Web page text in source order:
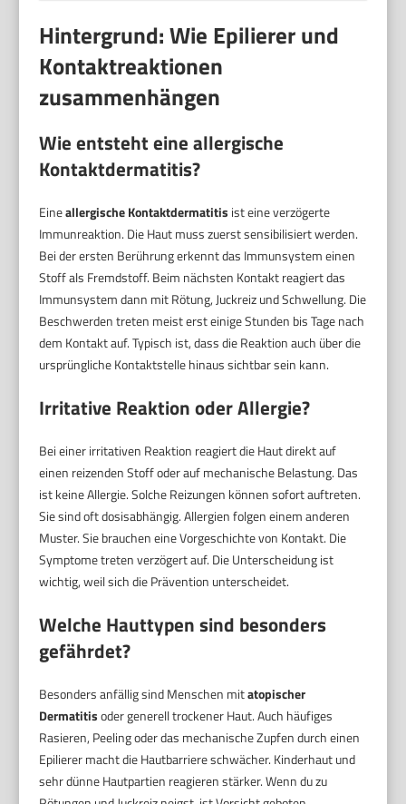
Hintergrund: Wie Epilierer und
Kontaktreaktionen
zusammenhängen
Wie entsteht eine allergische
Kontaktdermatitis?
Eineallergische Kontaktdermatitis ist eine verzögerte
Immunreaktion. Die Haut muss zuerst sensibilisiert werden.
Bei der ersten Berührung erkennt das Immunsystem einen
Stoff als Fremdstoff. Beim nächsten Kontakt reagiert das
Immunsystem dann mit Rötung, Juckreiz und Schwellung. Die
Beschwerden treten meist erst einige Stunden bis Tage nach
dem Kontakt auf. Typisch ist, dass die Reaktion auch über die
ursprüngliche Kontaktstelle hinaus sichtbar sein kann.
Irritative Reaktion oder Allergie?
Bei einer irritativen Reaktion reagiert die Haut direkt auf
einen reizenden Stoff oder auf mechanische Belastung. Das
ist keine Allergie. Solche Reizungen können sofort auftreten.
Sie sind oft dosisabhängig. Allergien folgen einem anderen
Muster. Sie brauchen eine Vorgeschichte von Kontakt. Die
Symptome treten verzögert auf. Die Unterscheidung ist
wichtig, weil sich die Prävention unterscheidet.
Welche Hauttypen sind besonders
gefährdet?
Besonders anfällig sind Menschen mitatopischer
Dermatitisoder generell trockener Haut. Auch häufiges
Rasieren, Peeling oder das mechanische Zupfen durch einen
Epilierer macht die Hautbarriere schwächer. Kinderhaut und
sehr dünne Hautpartien reagieren stärker. Wenn du zu